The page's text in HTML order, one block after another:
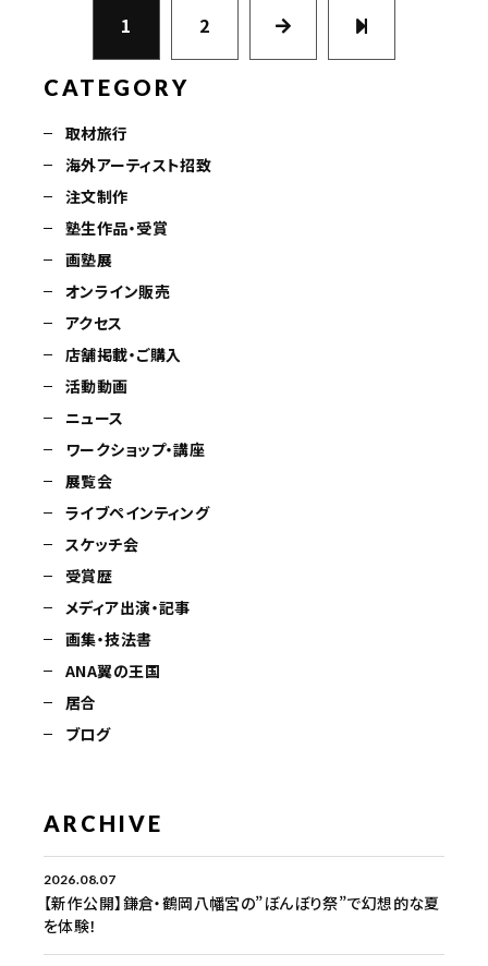
1 2
CATEGORY
取材旅行
海外アーティスト招致
注文制作
塾生作品・受賞
画塾展
オンライン販売
アクセス
店舗掲載・ご購入
活動動画
ニュース
ワークショップ・講座
展覧会
ライブペインティング
スケッチ会
受賞歴
メディア出演・記事
画集・技法書
ANA翼の王国
居合
ブログ
ARCHIVE
2026.08.07
【新作公開】鎌倉・鶴岡八幡宮の”ぼんぼり祭”で幻想的な夏
を体験！